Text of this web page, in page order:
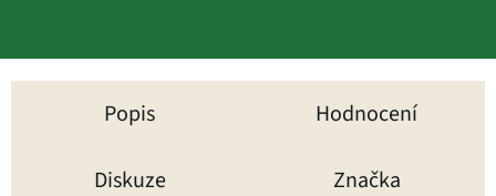
Popis Hodnocení
Diskuze Značka